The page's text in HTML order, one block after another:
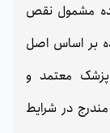
مشمول نقص
بر اساس اصل
پزشک معتمد و
در شرایط